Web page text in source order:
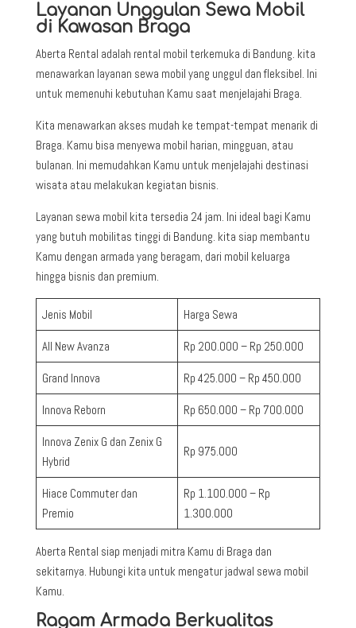
Layanan Unggulan Sewa Mobil
di Kawasan Braga
Aberta Rental adalah rental mobil terkemuka di Bandung. kita
menawarkan layanan sewa mobil yang unggul dan fleksibel. Ini
untuk memenuhi kebutuhan Kamu saat menjelajahi Braga.
Kita menawarkan akses mudah ke tempat-tempat menarik di
Braga. Kamu bisa menyewa mobil harian, mingguan, atau
bulanan. Ini memudahkan Kamu untuk menjelajahi destinasi
wisata atau melakukan kegiatan bisnis.
Layanan sewa mobil kita tersedia 24 jam. Ini ideal bagi Kamu
yang butuh mobilitas tinggi di Bandung. kita siap membantu
Kamu dengan armada yang beragam, dari mobil keluarga
hingga bisnis dan premium.
Jenis Mobil Harga Sewa
All New Avanza Rp 200.000 – Rp 250.000
Grand Innova Rp 425.000 – Rp 450.000
Innova Reborn Rp 650.000 – Rp 700.000
Innova Zenix G dan Zenix G
Hybrid
Rp 975.000
Hiace Commuter dan
Premio
Rp 1.100.000 – Rp
1.300.000
Aberta Rental siap menjadi mitra Kamu di Braga dan
sekitarnya. Hubungi kita untuk mengatur jadwal sewa mobil
Kamu.
Ragam Armada Berkualitas